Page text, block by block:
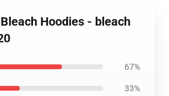
Hoodies - bleach
67%
33%